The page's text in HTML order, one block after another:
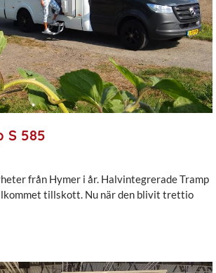
S 585
från Hymer i år. Halvintegrerade Tramp
tillskott. Nu när den blivit trettio